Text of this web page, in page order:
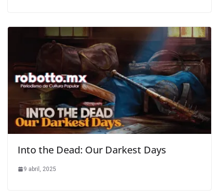
Into the Dead: Our Darkest Days
9 abril, 2025